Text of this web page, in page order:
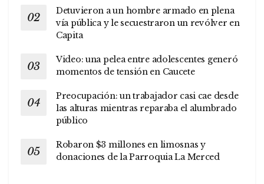
Detuvieron a un hombre armado en plena
vía pública y le secuestraron un revólver en
Capita
Video: una pelea entre adolescentes generó
momentos de tensión en Caucete
Preocupación: un trabajador casi cae desde
las alturas mientras reparaba el alumbrado
público
Robaron $3 millones en limosnas y
donaciones de la Parroquia La Merced